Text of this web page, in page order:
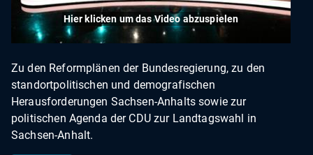
Hier klicken um das Video abzuspielen
Zu den Reformplänen der Bundesregierung, zu den
standortpolitischen und demografischen
Herausforderungen Sachsen-Anhalts sowie zur
politischen Agenda der CDU zur Landtagswahl in
Sachsen-Anhalt.